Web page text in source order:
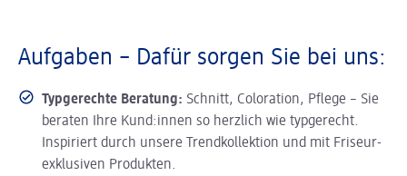
Aufgaben – Dafür sorgen Sie bei uns:
Typgerechte Beratung: Schnitt, Coloration, Pflege – Sie
beraten Ihre Kund:innen so herzlich wie typgerecht.
Inspiriert durch unsere Trendkollektion und mit Friseur-
exklusiven Produkten.